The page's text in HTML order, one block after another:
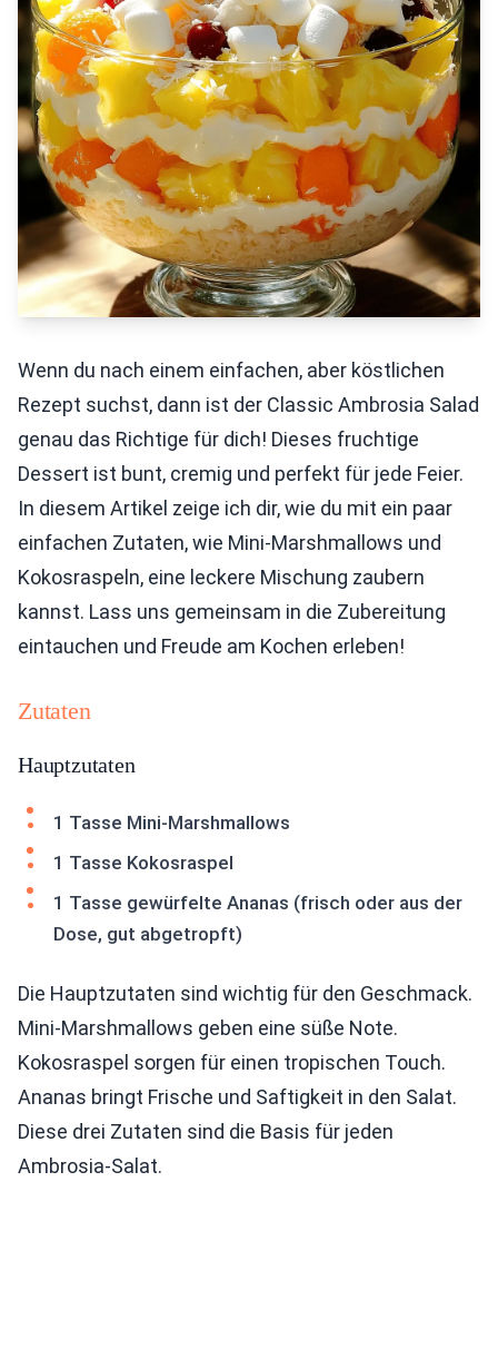
Wenn du nach einem einfachen, aber köstlichen
Rezept suchst, dann ist der Classic Ambrosia Salad
genau das Richtige für dich! Dieses fruchtige
Dessert ist bunt, cremig und perfekt für jede Feier.
In diesem Artikel zeige ich dir, wie du mit ein paar
einfachen Zutaten, wie Mini-Marshmallows und
Kokosraspeln, eine leckere Mischung zaubern
kannst. Lass uns gemeinsam in die Zubereitung
eintauchen und Freude am Kochen erleben!
Zutaten
Hauptzutaten
1 Tasse Mini-Marshmallows
1 Tasse Kokosraspel
1 Tasse gewürfelte Ananas (frisch oder aus der
Dose, gut abgetropft)
Die Hauptzutaten sind wichtig für den Geschmack.
Mini-Marshmallows geben eine süße Note.
Kokosraspel sorgen für einen tropischen Touch.
Ananas bringt Frische und Saftigkeit in den Salat.
Diese drei Zutaten sind die Basis für jeden
Ambrosia-Salat.